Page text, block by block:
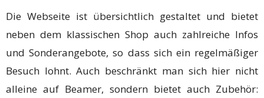
Die Webseite ist übersichtlich gestaltet und bietet
neben dem klassischen Shop auch zahlreiche Infos
und Sonderangebote, so dass sich ein regelmäßiger
Besuch lohnt. Auch beschränkt man sich hier nicht
alleine auf Beamer, sondern bietet auch Zubehör: